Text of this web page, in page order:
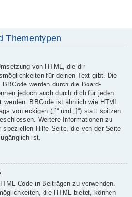
Thementypen
von HTML, die dir
für deinen Text gibt. Die
werden durch die Board-
jedoch auch durch dich für jeden
werden. BBCode ist ähnlich wie HTML
von eckigen („[“ und „]“) statt spitzen
Weitere Informationen zu
speziellen Hilfe-Seite, die von der Seite
ist.
Code in Beiträgen zu verwenden.
die HTML bietet, können